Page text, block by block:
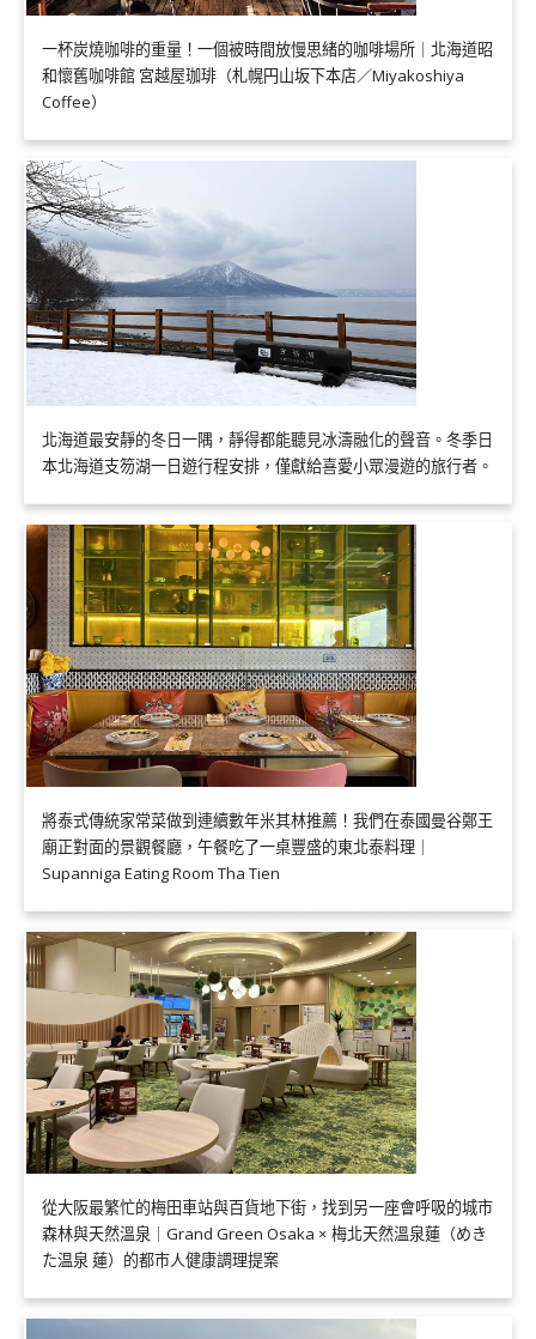
一杯炭燒咖啡的重量！一個被時間放慢思緒的咖啡場所｜北海道昭
和懷舊咖啡館 宮越屋珈琲（札幌円山坂下本店／Miyakoshiya
Coffee）
北海道最安靜的冬日一隅，靜得都能聽見冰濤融化的聲音。冬季日
本北海道支笏湖一日遊行程安排，僅獻給喜愛小眾漫遊的旅行者。
將泰式傳統家常菜做到連續數年米其林推薦！我們在泰國曼谷鄭王
廟正對面的景觀餐廳，午餐吃了一桌豐盛的東北泰料理｜
Supanniga Eating Room Tha Tien
從大阪最繁忙的梅田車站與百貨地下街，找到另一座會呼吸的城市
森林與天然溫泉｜Grand Green Osaka × 梅北天然溫泉蓮（めき
た温泉 蓮）的都市人健康調理提案